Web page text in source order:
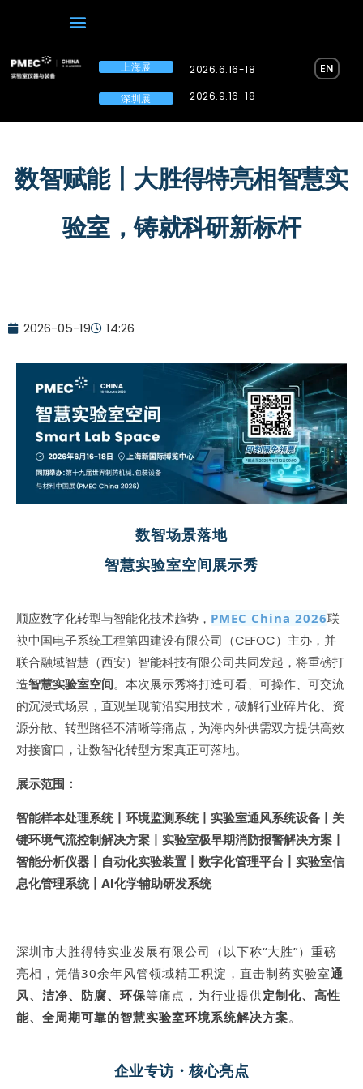
上海展
深圳展
2026.6.16-18
2026.9.16-18
EN
数智赋能丨大胜得特亮相智慧实
验室，铸就科研新标杆
2026-05-19 14:26
数智场景落地
智慧实验室空间展示秀
顺应数字化转型与智能化技术趋势， PMEC China 2026联
袂中国电子系统工程第四建设有限公司（CEFOC）主办，并
联合融域智慧（西安）智能科技有限公司共同发起，将重磅打
造智慧实验室空间。本次展示秀将打造可看、可操作、可交流
的沉浸式场景，直观呈现前沿实用技术，破解行业碎片化、资
源分散、转型路径不清晰等痛点，为海内外供需双方提供高效
对接窗口，让数智化转型方案真正可落地。
展示范围：
智能样本处理系统丨环境监测系统丨实验室通风系统设备丨关
键环境气流控制解决方案丨实验室极早期消防报警解决方案丨
智能分析仪器丨自动化实验装置丨数字化管理平台丨实验室信
息化管理系统丨AI化学辅助研发系统
深圳市大胜得特实业发展有限公司（以下称“大胜”）重磅
亮相，凭借30余年风管领域精工积淀，直击制药实验室通
风、洁净、防腐、环保等痛点，为行业提供定制化、高性
能、全周期可靠的智慧实验室环境系统解决方案。
企业专访・核心亮点